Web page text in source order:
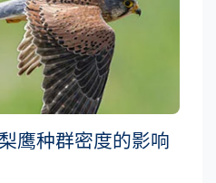
鹰种群密度的影响